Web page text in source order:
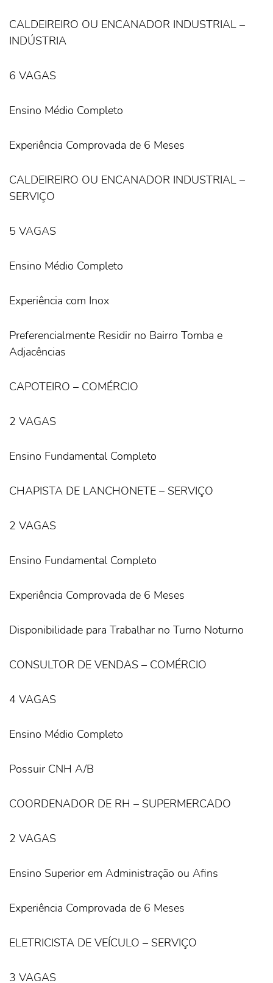
CALDEIREIRO OU ENCANADOR INDUSTRIAL –
INDÚSTRIA
6 VAGAS
Ensino Médio Completo
Experiência Comprovada de 6 Meses
CALDEIREIRO OU ENCANADOR INDUSTRIAL –
SERVIÇO
5 VAGAS
Ensino Médio Completo
Experiência com Inox
Preferencialmente Residir no Bairro Tomba e
Adjacências
CAPOTEIRO – COMÉRCIO
2 VAGAS
Ensino Fundamental Completo
CHAPISTA DE LANCHONETE – SERVIÇO
2 VAGAS
Ensino Fundamental Completo
Experiência Comprovada de 6 Meses
Disponibilidade para Trabalhar no Turno Noturno
CONSULTOR DE VENDAS – COMÉRCIO
4 VAGAS
Ensino Médio Completo
Possuir CNH A/B
COORDENADOR DE RH – SUPERMERCADO
2 VAGAS
Ensino Superior em Administração ou Afins
Experiência Comprovada de 6 Meses
ELETRICISTA DE VEÍCULO – SERVIÇO
3 VAGAS